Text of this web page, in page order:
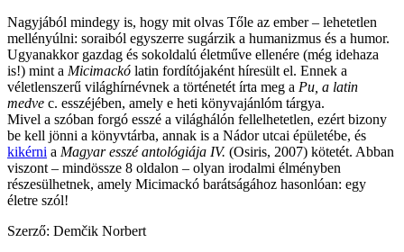
Nagyjából mindegy is, hogy mit olvas Tőle az ember – lehetetlen
mellényúlni: soraiból egyszerre sugárzik a humanizmus és a humor.
Ugyanakkor gazdag és sokoldalú életműve ellenére (még idehaza
is!) mint a Micimackó latin fordítójaként híresült el. Ennek a
véletlenszerű világhírnévnek a történetét írta meg a Pu, a latin
medve c. esszéjében, amely e heti könyvajánlóm tárgya.
Mivel a szóban forgó esszé a világhálón fellelhetetlen, ezért bizony
be kell jönni a könyvtárba, annak is a Nádor utcai épületébe, és
kikérni a Magyar esszé antológiája IV. (Osiris, 2007) kötetét. Abban
viszont – mindössze 8 oldalon – olyan irodalmi élményben
részesülhetnek, amely Micimackó barátságához hasonlóan: egy
életre szól!
Szerző: Demčik Norbert